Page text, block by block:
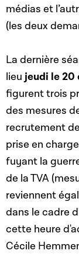
médias et
(les deux
La dernière
lieu jeudi le 20
figurent trois
des mesures
recrutement
prise en
fuyant la
de la TVA
reviennent
dans le cadre
cette heure
Cécile